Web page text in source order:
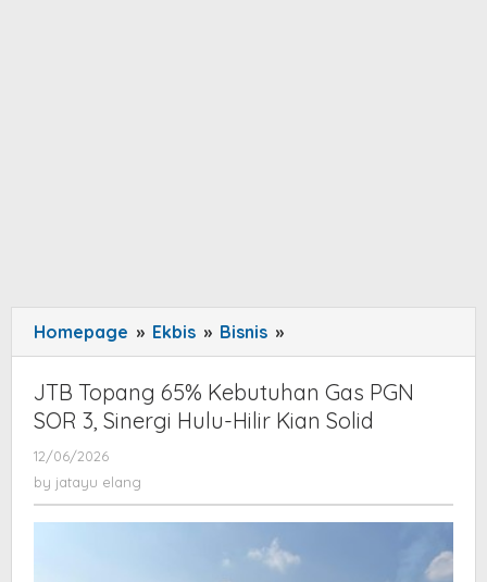
Homepage » Ekbis » Bisnis »
Topang
65%
Kebutuhan
Hulu-
JTB Topang 65% Kebutuhan Gas PGN
SOR 3, Sinergi Hulu-Hilir Kian Solid
12/06/2026
jatayu
by jatayu elang